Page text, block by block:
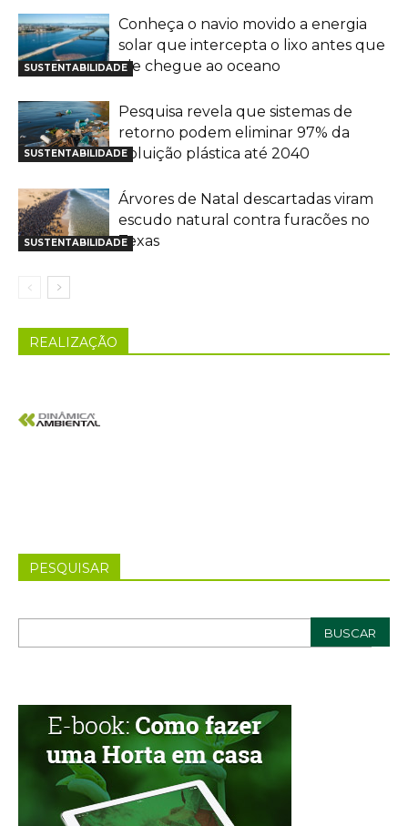
SUSTENTABILIDADE
Conheça o navio movido a energia
solar que intercepta o lixo antes que
ele chegue ao oceano
SUSTENTABILIDADE
Pesquisa revela que sistemas de
retorno podem eliminar 97% da
poluição plástica até 2040
SUSTENTABILIDADE
Árvores de Natal descartadas viram
escudo natural contra furacões no
Texas
REALIZAÇÃO
PESQUISAR